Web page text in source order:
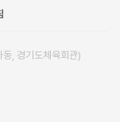
, 경기도체육회관)